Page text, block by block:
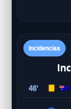
Incidencias
46'